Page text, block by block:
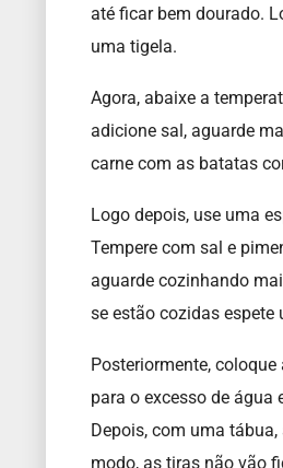
até ficar bem dourado.
uma tigela.
Agora, abaixe a
adicione sal, aguarde
carne com as batatas
Logo depois, use uma
Tempere com sal e
aguarde cozinhando
se estão cozidas espete
Posteriormente,
para o excesso de água
Depois, com uma
modo, as tiras não vão